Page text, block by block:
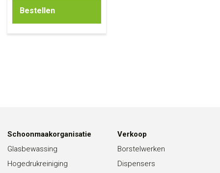
Bestellen
Schoonmaakorganisatie
Glasbewassing
Hogedrukreiniging
Verkoop
Borstelwerken
Dispensers